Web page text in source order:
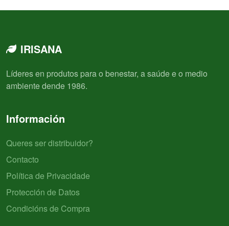
IRISANA
Líderes en produtos para o benestar, a saúde e o medio
ambiente dende 1986.
Información
Queres ser distribuidor?
Contacto
Política de Privacidade
Protección de Datos
Condicións de Compra